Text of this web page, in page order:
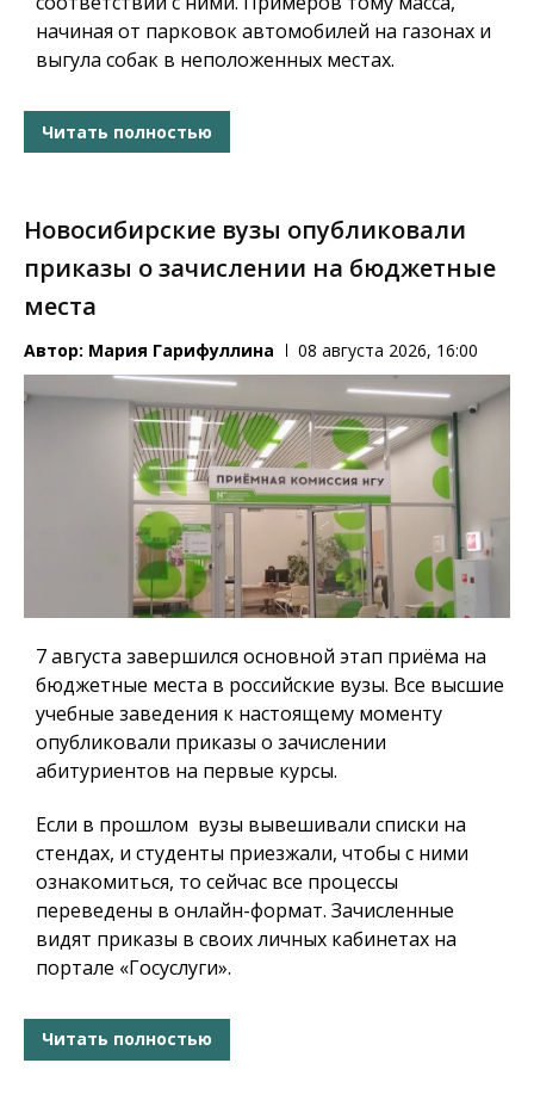
начиная от парковок автомобилей на газонах и
выгула собак в неположенных местах.
Читать полностью
Новосибирские вузы опубликовали
приказы о зачислении на бюджетные
места
Автор: Мария Гарифуллина 08 августа 2026, 16:00
7 августа завершился основной этап приёма на
бюджетные места в российские вузы. Все высшие
учебные заведения к настоящему моменту
опубликовали приказы о зачислении
абитуриентов на первые курсы.
Если в прошлом вузы вывешивали списки на
стендах, и студенты приезжали, чтобы с ними
ознакомиться, то сейчас все процессы
переведены в онлайн-формат. Зачисленные
видят приказы в своих личных кабинетах на
портале «Госуслуги».
Читать полностью